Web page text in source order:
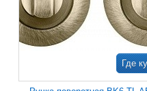
Где